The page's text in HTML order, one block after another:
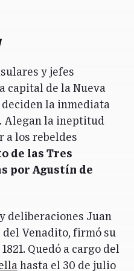
y jefes
capital de la Nueva
deciden la inmediata
Alegan la ineptitud
a los rebeldes
de las Tres
por Agustín de
deliberaciones Juan
del Venadito, firmó su
Quedó a cargo del
hasta el 30 de julio